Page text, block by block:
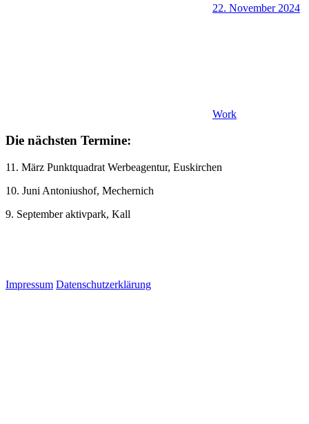
22. November 2024
Work
Die nächsten Termine:
11. März Punktquadrat Werbeagentur, Euskirchen
10. Juni Antoniushof, Mechernich
9. September aktivpark, Kall
Impressum Datenschutzerklärung